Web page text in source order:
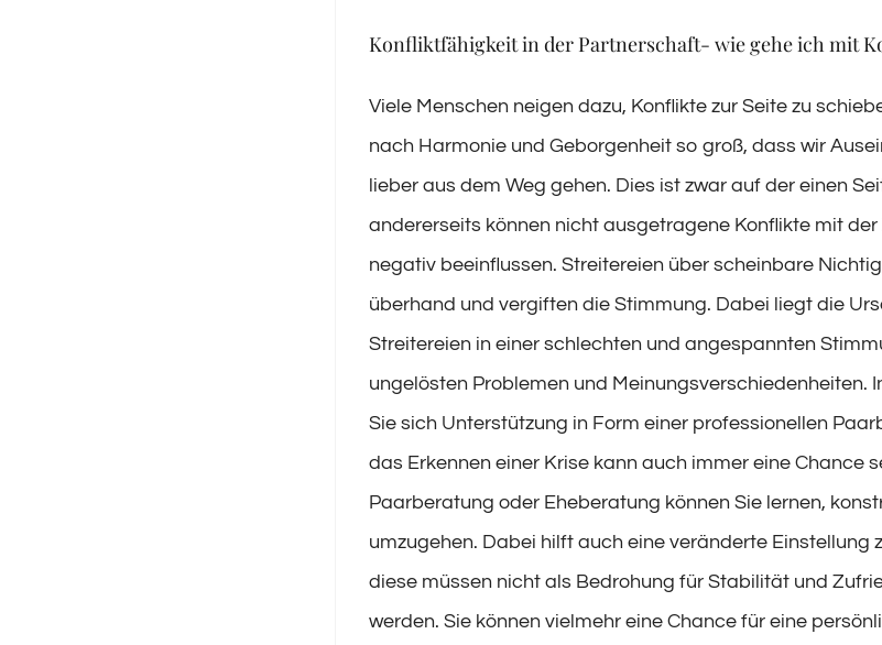
Konfliktfähigkeit in der Partnerschaft- wie gehe ich mit
Viele Menschen neigen dazu, Konflikte zur Seite zu
nach Harmonie und Geborgenheit so groß, dass wir
lieber aus dem Weg gehen. Dies ist zwar auf der einen
andererseits können nicht ausgetragene Konflikte mit
negativ beeinflussen. Streitereien über scheinbare
überhand und vergiften die Stimmung. Dabei liegt die
Streitereien in einer schlechten und angespannten
ungelösten Problemen und Meinungsverschiedenheiten.
Sie sich Unterstützung in Form einer professionellen
das Erkennen einer Krise kann auch immer eine Chance
Paarberatung oder Eheberatung können Sie lernen,
umzugehen. Dabei hilft auch eine veränderte Einstellung
diese müssen nicht als Bedrohung für Stabilität und
werden. Sie können vielmehr eine Chance für eine